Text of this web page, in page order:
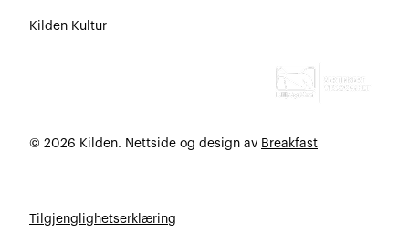
Kilden Kultur
© 2026 Kilden. Nettside og design av Breakfast
Tilgjenglighetserklæring